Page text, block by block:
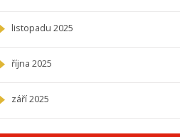
listopadu 2025
října 2025
září 2025